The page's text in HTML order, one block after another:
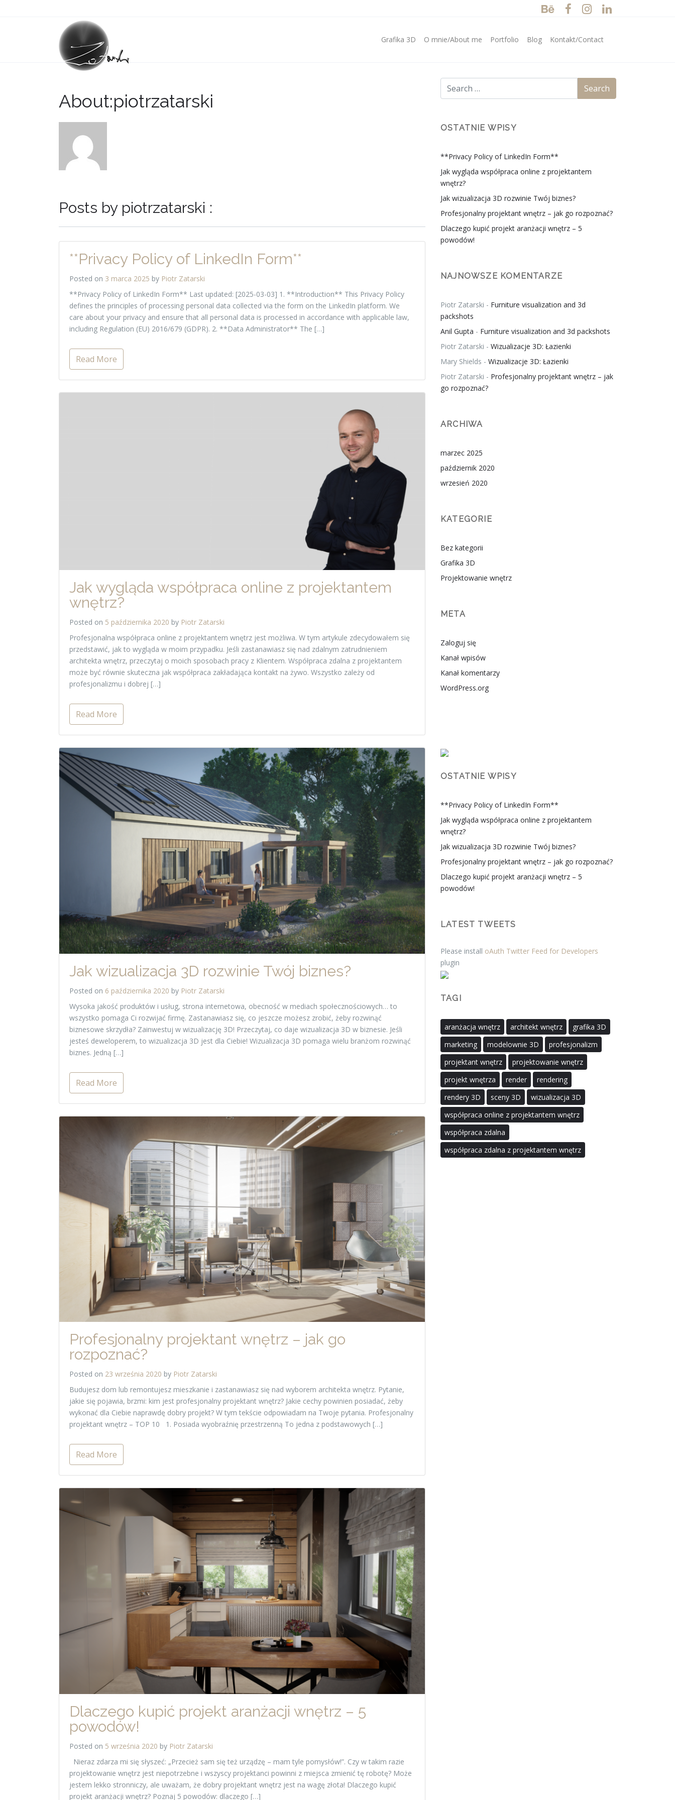
Grafika 3D O mnie/About me Portfolio Blog Kontakt/Contact
About:piotrzatarski
Posts by piotrzatarski :
**Privacy Policy of LinkedIn Form**
Posted on 3 marca 2025 by Piotr Zatarski
**Privacy Policy of LinkedIn Form** Last updated: [2025-03-03] 1. **Introduction** This Privacy Policy
defines the principles of processing personal data collected via the form on the LinkedIn platform. We
care about your privacy and ensure that all personal data is processed in accordance with applicable law,
including Regulation (EU) 2016/679 (GDPR). 2. **Data Administrator** The […]
Read More
Jak wygląda współpraca online z projektantem
wnętrz?
Posted on 5 października 2020 by Piotr Zatarski
Profesjonalna współpraca online z projektantem wnętrz jest możliwa. W tym artykule zdecydowałem się
przedstawić, jak to wygląda w moim przypadku. Jeśli zastanawiasz się nad zdalnym zatrudnieniem
architekta wnętrz, przeczytaj o moich sposobach pracy z Klientem. Współpraca zdalna z projektantem
może być równie skuteczna jak współpraca zakładająca kontakt na żywo. Wszystko zależy od
profesjonalizmu i dobrej […]
Read More
Jak wizualizacja 3D rozwinie Twój biznes?
Posted on 6 października 2020 by Piotr Zatarski
Wysoka jakość produktów i usług, strona internetowa, obecność w mediach społecznościowych… to
wszystko pomaga Ci rozwijać firmę. Zastanawiasz się, co jeszcze możesz zrobić, żeby rozwinąć
biznesowe skrzydła? Zainwestuj w wizualizację 3D! Przeczytaj, co daje wizualizacja 3D w biznesie. Jeśli
jesteś deweloperem, to wizualizacja 3D jest dla Ciebie! Wizualizacja 3D pomaga wielu branżom rozwinąć
biznes. Jedną […]
Read More
Profesjonalny projektant wnętrz – jak go
rozpoznać?
Posted on 23 września 2020 by Piotr Zatarski
Budujesz dom lub remontujesz mieszkanie i zastanawiasz się nad wyborem architekta wnętrz. Pytanie,
jakie się pojawia, brzmi: kim jest profesjonalny projektant wnętrz? Jakie cechy powinien posiadać, żeby
wykonać dla Ciebie naprawdę dobry projekt? W tym tekście odpowiadam na Twoje pytania. Profesjonalny
projektant wnętrz – TOP 10 1. Posiada wyobraźnię przestrzenną To jedna z podstawowych […]
Read More
Dlaczego kupić projekt aranżacji wnętrz – 5
powodów!
Posted on 5 września 2020 by Piotr Zatarski
Nieraz zdarza mi się słyszeć: „Przecież sam się też urządzę – mam tyle pomysłów!”. Czy w takim razie
projektowanie wnętrz jest niepotrzebne i wszyscy projektanci powinni z miejsca zmienić tę robotę? Może
jestem lekko stronniczy, ale uważam, że dobry projektant wnętrz jest na wagę złota! Dlaczego kupić
projekt aranżacji wnętrz? Poznaj 5 powodów: dlaczego […]
OSTATNIE WPISY
**Privacy Policy of LinkedIn Form**
Jak wygląda współpraca online z projektantem
wnętrz?
Jak wizualizacja 3D rozwinie Twój biznes?
Profesjonalny projektant wnętrz – jak go rozpoznać?
Dlaczego kupić projekt aranżacji wnętrz – 5
powodów!
NAJNOWSZE KOMENTARZE
Piotr Zatarski - Furniture visualization and 3d
packshots
Anil Gupta - Furniture visualization and 3d packshots
Piotr Zatarski - Wizualizacje 3D: Łazienki
Mary Shields - Wizualizacje 3D: Łazienki
Piotr Zatarski - Profesjonalny projektant wnętrz – jak
go rozpoznać?
ARCHIWA
marzec 2025
październik 2020
wrzesień 2020
KATEGORIE
Bez kategorii
Grafika 3D
Projektowanie wnętrz
META
Zaloguj się
Kanał wpisów
Kanał komentarzy
WordPress.org
OSTATNIE WPISY
**Privacy Policy of LinkedIn Form**
Jak wygląda współpraca online z projektantem
wnętrz?
Jak wizualizacja 3D rozwinie Twój biznes?
Profesjonalny projektant wnętrz – jak go rozpoznać?
Dlaczego kupić projekt aranżacji wnętrz – 5
powodów!
LATEST TWEETS
Please install oAuth Twitter Feed for Developers
plugin
TAGI
aranżacja wnętrz architekt wnętrz
grafika 3D
marketing
modelownie 3D
profesjonalizm
projektant wnętrz
projektowanie wnętrz
projekt wnętrza
render
rendering
rendery 3D
sceny 3D
wizualizacja 3D
współpraca online z projektantem wnętrz
współpraca zdalna
współpraca zdalna z projektantem wnętrz